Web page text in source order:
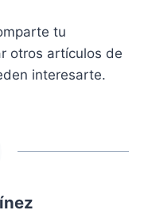
tu
otros artículos de
interesarte.